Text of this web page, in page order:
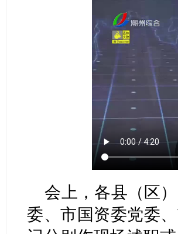
会上，各县（区
委、市国资委党委